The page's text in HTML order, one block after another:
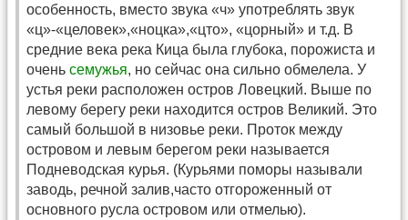
особенность, вместо звука «ч» употреблять звук
«ц»-«целовек»,«ноцка»,«цто», «цорный» и т.д. В
средние века река Кица была глубока, порожиста и
очень семужья, но сейчас она сильно обмелела. У
устья реки расположен остров Ловецкий. Выше по
левому берегу реки находится остров Великий. Это
самый большой в низовье реки. Проток между
островом и левым берегом реки называется
Подневодская курья. (Курьями поморы называли
заводь, речной залив,часто отгороженный от
основного русла островом или отмелью).